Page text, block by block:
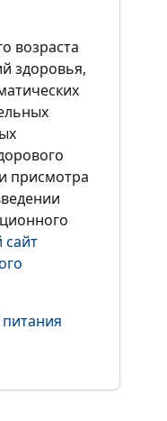
возраста
здоровья,
присмотра